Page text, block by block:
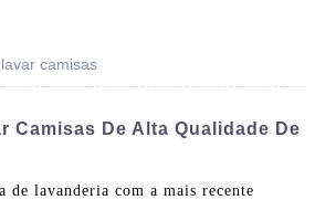
camisas
Camisas De Alta Qualidade De
de lavanderia com a mais recente